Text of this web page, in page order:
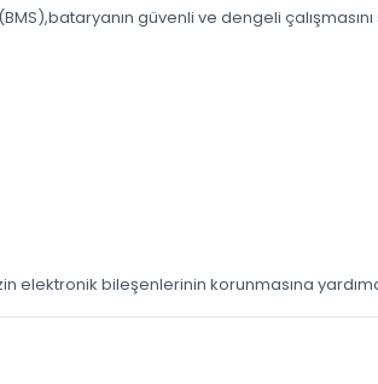
güvenli ve dengeli
elektronik bileşenlerinin korunmasına